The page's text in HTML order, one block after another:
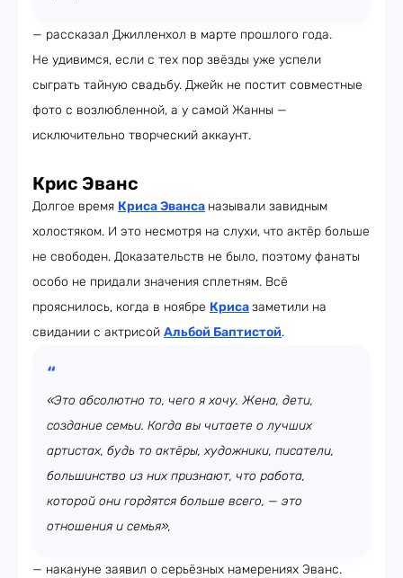
— рассказал Джилленхол в марте прошлого года.
Не удивимся, если с тех пор звёзды уже успели
сыграть тайную свадьбу. Джейк не постит совместные
фото с возлюбленной, а у самой Жанны —
исключительно творческий аккаунт.
Крис Эванс
Долгое время Криса Эванса называли завидным
холостяком. И это несмотря на слухи, что актёр больше
не свободен. Доказательств не было, поэтому фанаты
особо не придали значения сплетням. Всё
прояснилось, когда в ноябре Крисазаметили на
свидании с актрисой Альбой Баптистой.
«Это абсолютно то, чего я хочу. Жена, дети,
создание семьи. Когда вы читаете о лучших
артистах, будь то актёры, художники, писатели,
большинство из них признают, что работа,
которой они гордятся больше всего, — это
отношения и семья»,
— накануне заявил о серьёзных намерениях Эванс.